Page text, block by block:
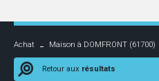
Achat Maison à DOMFRONT (61700)
Retour aux résultats